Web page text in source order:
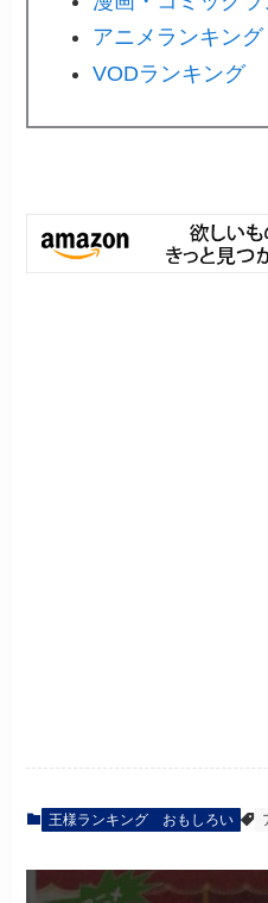
アニメランキング
VODランキング
王様ランキング おもしろい